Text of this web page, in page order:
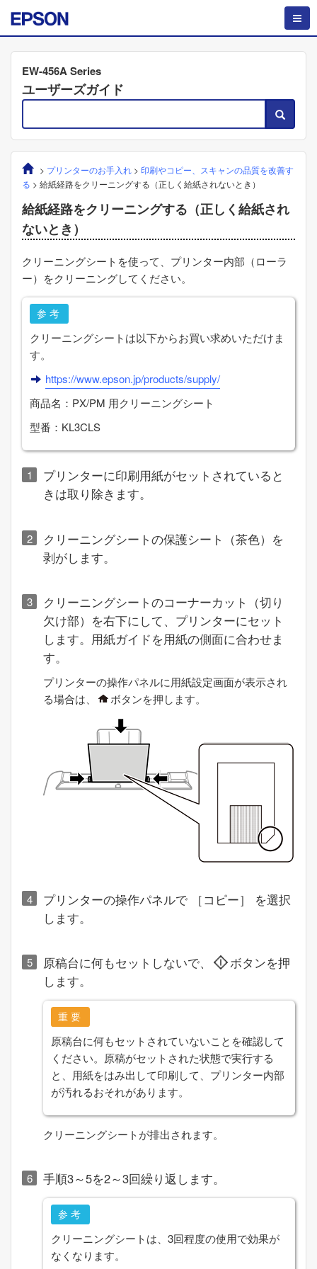
EW-456A Series
ユーザーズガイド
> プリンターのお手入れ> 印刷やコピー、スキャンの品質を改善す
る > 給紙経路をクリーニングする（正しく給紙されないとき）
給紙経路をクリーニングする（正しく給紙され
ないとき）
クリーニングシートを使って、プリンター内部（ローラ
ー）をクリーニングしてください。
参考
クリーニングシートは以下からお買い求めいただけま
す。
https://www.epson.jp/products/supply/
商品名：PX/PM 用クリーニングシート
型番：KL3CLS
プリンターに印刷用紙がセットされていると
きは取り除きます。
クリーニングシートの保護シート（茶色）を
剥がします。
クリーニングシートのコーナーカット（切り
欠け部）を右下にして、プリンターにセット
します。用紙ガイドを用紙の側面に合わせま
す。
プリンターの操作パネルに用紙設定画面が表示され
る場合は、
ボタンを押します。
プリンターの操作パネルで ［コピー］ を選択
します。
原稿台に何もセットしないで、
ボタンを押
します。
重要
原稿台に何もセットされていないことを確認して
ください。原稿がセットされた状態で実行する
と、用紙をはみ出して印刷して、プリンター内部
が汚れるおそれがあります。
クリーニングシートが排出されます。
手順3～5を2～3回繰り返します。
参考
クリーニングシートは、3回程度の使用で効果が
なくなります。